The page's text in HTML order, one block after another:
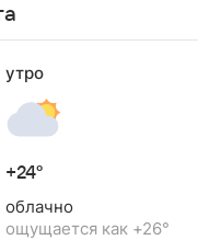
утро
+24°
облачно
ощущается как +26°